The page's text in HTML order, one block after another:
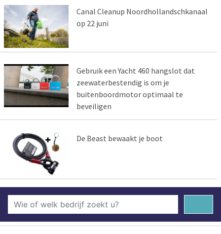
Canal Cleanup Noordhollandschkanaal
op 22 juni
Gebruik een Yacht 460 hangslot dat
zeewaterbestendig is om je
buitenboordmotor optimaal te
beveiligen
De Beast bewaakt je boot